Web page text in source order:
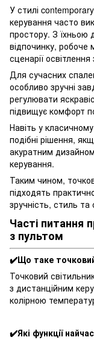
У стилі
керування часто
простору. З їхньою
відпочинку,
сценарії
Для сучасних
особливо зручні
регулювати
підвищує комфорт
Навіть у
подібні рішення,
акуратним
керування.
Таким чином,
підходять
зручність, стиль та
Часті питання
з пультом
✔️Що таке
Точковий
з дистанційним
колірною
✔️Які функції